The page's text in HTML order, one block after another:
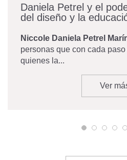
Daniela Petrel y el
del diseño y la
Niccole Daniela Petrel
personas que con cada
quienes la...
Ver